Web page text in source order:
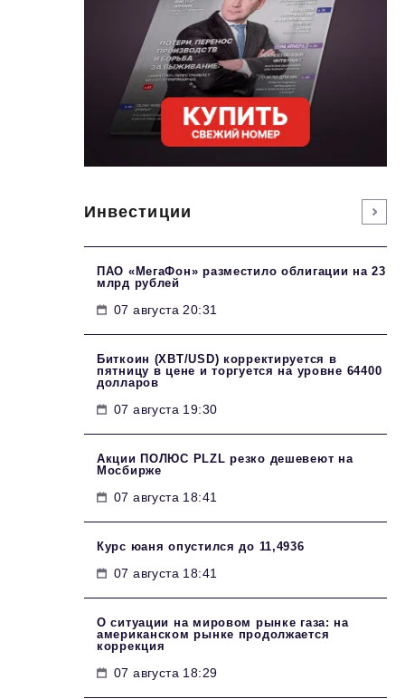
Инвестиции
ПАО «МегаФон» разместило облигации на 23
млрд рублей
07 августа 20:31
Биткоин (XBT/USD) корректируется в
пятницу в цене и торгуется на уровне 64400
долларов
07 августа 19:30
Акции ПОЛЮС PLZL резко дешевеют на
Мосбирже
07 августа 18:41
Курс юаня опустился до 11,4936
07 августа 18:41
О ситуации на мировом рынке газа: на
американском рынке продолжается
коррекция
07 августа 18:29